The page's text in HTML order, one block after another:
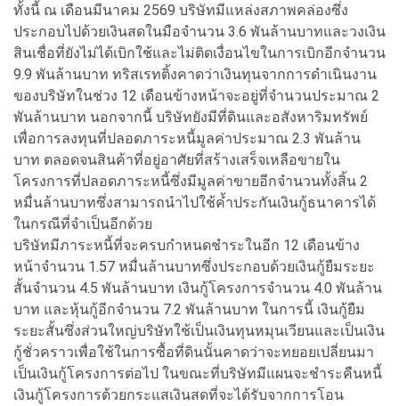
ทั้งนี้ ณ เดือนมีนาคม 2569 บริษัทมีแหล่งสภาพคล่องซึ่ง
ประกอบไปด้วยเงินสดในมือจำนวน 3.6 พันล้านบาทและวงเงิน
สินเชื่อที่ยังไม่ได้เบิกใช้และไม่ติดเงื่อนไขในการเบิกอีกจำนวน
9.9 พันล้านบาท ทริสเรทติ้งคาดว่าเงินทุนจากการดำเนินงาน
ของบริษัทในช่วง 12 เดือนข้างหน้าจะอยู่ที่จำนวนประมาณ 2
พันล้านบาท นอกจากนี้ บริษัทยังมีที่ดินและอสังหาริมทรัพย์
เพื่อการลงทุนที่ปลอดภาระหนี้มูลค่าประมาณ 2.3 พันล้าน
บาท ตลอดจนสินค้าที่อยู่อาศัยที่สร้างเสร็จเหลือขายใน
โครงการที่ปลอดภาระหนี้ซึ่งมีมูลค่าขายอีกจำนวนทั้งสิ้น 2
หมื่นล้านบาทซึ่งสามารถนำไปใช้ค้ำประกันเงินกู้ธนาคารได้
ในกรณีที่จำเป็นอีกด้วย
บริษัทมีภาระหนี้ที่จะครบกำหนดชำระในอีก 12 เดือนข้าง
หน้าจำนวน 1.57 หมื่นล้านบาทซึ่งประกอบด้วยเงินกู้ยืมระยะ
สั้นจำนวน 4.5 พันล้านบาท เงินกู้โครงการจำนวน 4.0 พันล้าน
บาท และหุ้นกู้อีกจำนวน 7.2 พันล้านบาท ในการนี้ เงินกู้ยืม
ระยะสั้นซึ่งส่วนใหญ่บริษัทใช้เป็นเงินทุนหมุนเวียนและเป็นเงิน
กู้ชั่วคราวเพื่อใช้ในการซื้อที่ดินนั้นคาดว่าจะทยอยเปลี่ยนมา
เป็นเงินกู้โครงการต่อไป ในขณะที่บริษัทมีแผนจะชำระคืนหนี้
เงินกู้โครงการด้วยกระแสเงินสดที่จะได้รับจากการโอน